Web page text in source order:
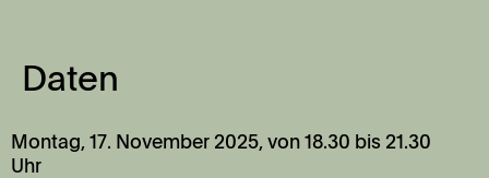
Daten
Montag, 17. November 2025, von 18.30 bis 21.30
Uhr